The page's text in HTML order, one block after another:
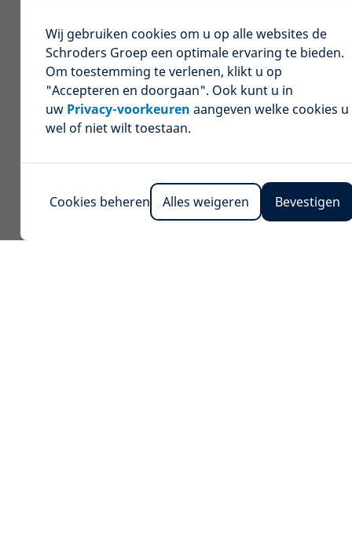
Wij gebruiken cookies om u op alle websites de
Schroders Groep een optimale ervaring te bieden.
Om toestemming te verlenen, klikt u op
"Accepteren en doorgaan". Ook kunt u in
uw Privacy-voorkeuren aangeven welke cookies u
wel of niet wilt toestaan.
Bevestigen
Alles weigeren
Cookies beheren